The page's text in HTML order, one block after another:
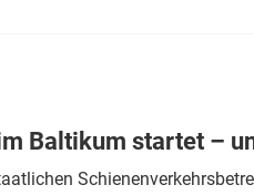
& Ausrüstung
Baltikum startet –